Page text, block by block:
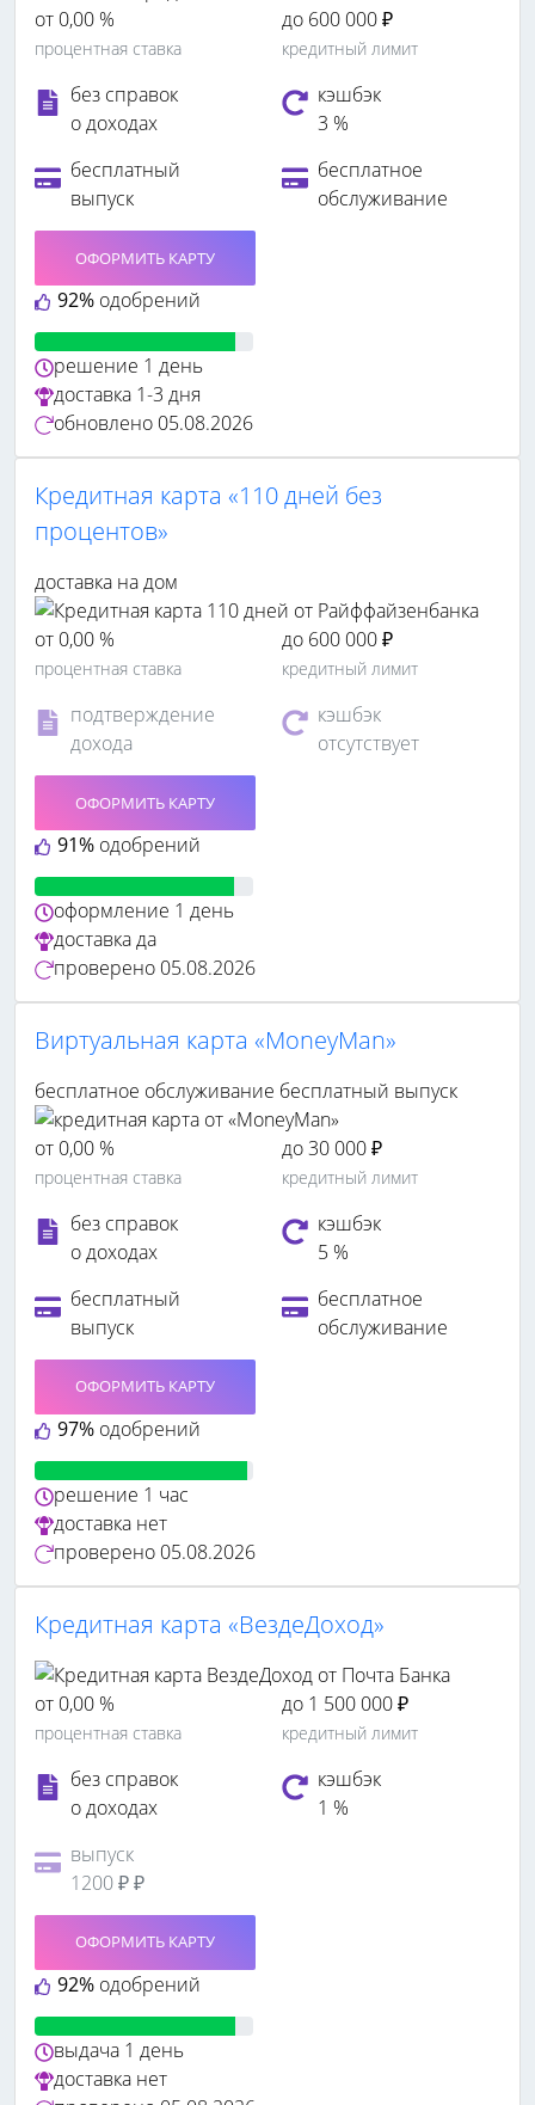
от 0,00 %
процентная ставка
до 600 000 ₽
кредитный лимит
без справок
о доходах
кэшбэк
3 %
бесплатный
выпуск
бесплатное
обслуживание
92% одобрений
ОФОРМИТЬ КАРТУ
решение 1 день
доставка 1-3 дня
обновлено 05.08.2026
Кредитная карта «110 дней без
процентов»
доставка на дом
от 0,00 %
процентная ставка
до 600 000 ₽
кредитный лимит
подтверждение
дохода
кэшбэк
отсутствует
91% одобрений
ОФОРМИТЬ КАРТУ
оформление 1 день
доставкада
проверено 05.08.2026
Виртуальная карта «MoneyMan»
бесплатное обслуживание бесплатный выпуск
от 0,00 %
процентная ставка
до 30 000 ₽
кредитный лимит
без справок
о доходах
кэшбэк
5 %
бесплатный
выпуск
бесплатное
обслуживание
97% одобрений
ОФОРМИТЬ КАРТУ
решение 1 час
доставка нет
проверено 05.08.2026
Кредитная карта «ВездеДоход»
от 0,00 %
процентная ставка
до 1 500 000 ₽
кредитный лимит
без справок
о доходах
кэшбэк
1 %
выпуск
1200 ₽ ₽
92% одобрений
ОФОРМИТЬ КАРТУ
выдача 1 день
доставка нет